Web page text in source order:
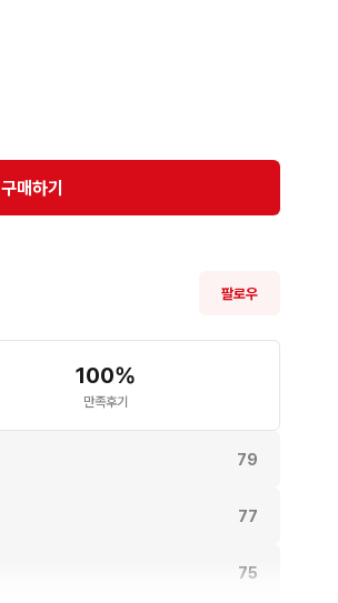
구매하기
팔로우
100%
만족후기
79
77
75